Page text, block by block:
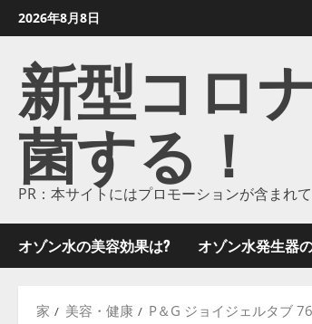
ン
2026年8月8日
新型コロ
菌する！
PR：本サイトにはプロモーションが含まれ
オゾン水の美容効果は? オゾン水発生器
家 美容・健康 P＆G ジョイジェルタブ